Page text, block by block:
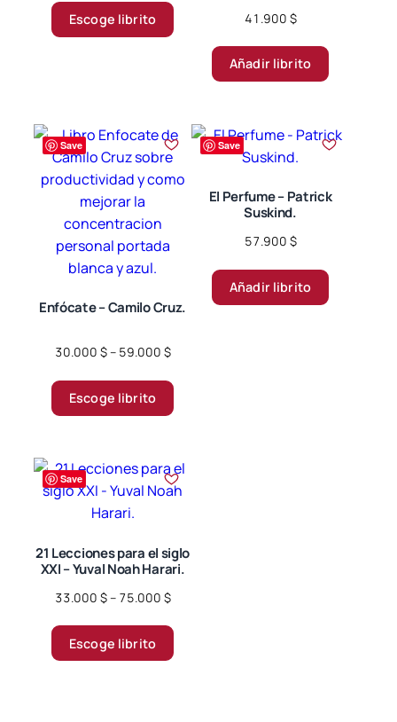
20.000 $
through
50.400 $
Escoge librito
múltiples
variantes.
opciones
se
pueden
página
producto
41.900 $
Añadir librito
Save
Enfócate – Camilo Cruz.
30.000 $– 59.000 $Price
30.000 $
through
Escoge librito
variantes.
Las
pueden
elegir
Save
El Perfume – Patrick
Suskind.
57.900 $
Añadir librito
Save
21 Lecciones para el siglo
XXI – Yuval Noah Harari.
33.000 $– 75.000 $Price
33.000 $
through
Escoge librito